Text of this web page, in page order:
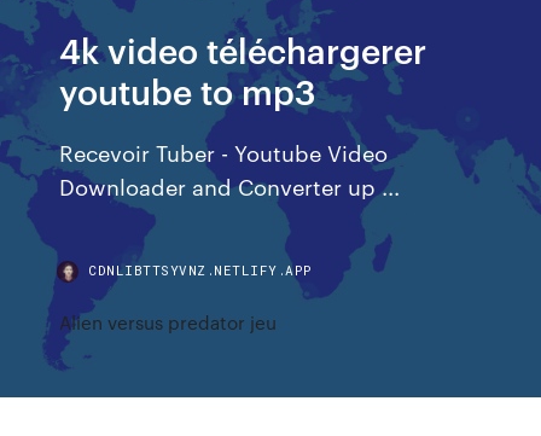
4k video téléchargerer
youtube to mp3
Recevoir Tuber - Youtube Video
Downloader and Converter up ...
CDNLIBTTSYVNZ.NETLIFY.APP
Alien versus predator jeu